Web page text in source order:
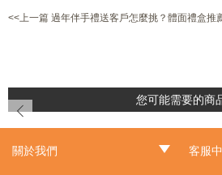
<<上一篇 過年伴手禮送客戶怎麼挑？體面禮盒推
您可能需要的商
prev
關於我們 客服